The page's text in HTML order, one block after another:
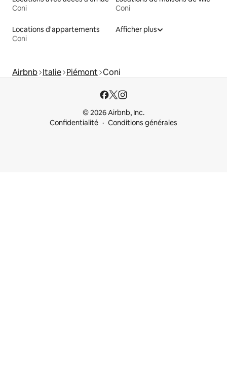
Coni
Coni
Locations d'appartements
Coni
Afficher plus
Airbnb Italie Piémont Coni
© 2026 Airbnb, Inc.
Confidentialité
Conditions générales